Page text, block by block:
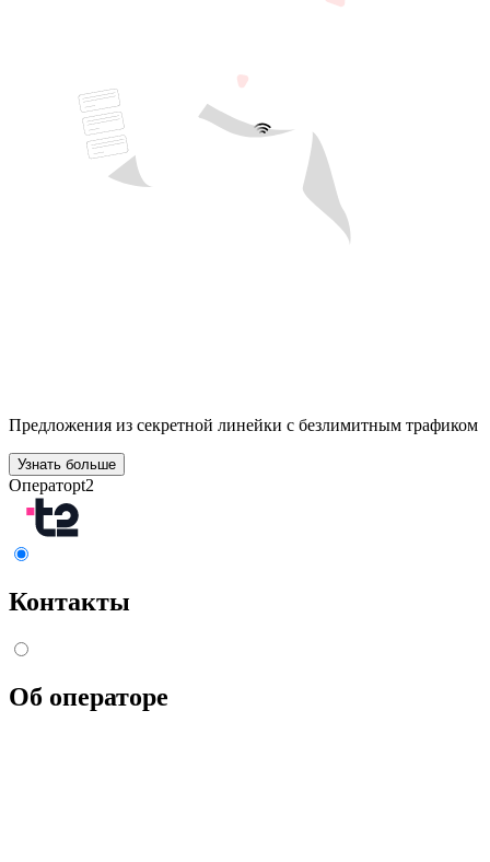
Предложения из секретной линейки с безлимитным трафиком
Узнать больше
Операторt2
Контакты
Об операторе